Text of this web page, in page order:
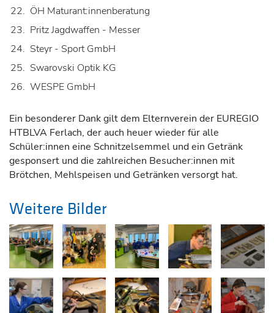
ÖH Maturant:innenberatung
Pritz Jagdwaffen - Messer
Steyr - Sport GmbH
Swarovski Optik KG
WESPE GmbH
Ein besonderer Dank gilt dem Elternverein der EUREGIO
HTBLVA Ferlach, der auch heuer wieder für alle
Schüler:innen eine Schnitzelsemmel und ein Getränk
gesponsert und die zahlreichen Besucher:innen mit
Brötchen, Mehlspeisen und Getränken versorgt hat.
Weitere Bilder